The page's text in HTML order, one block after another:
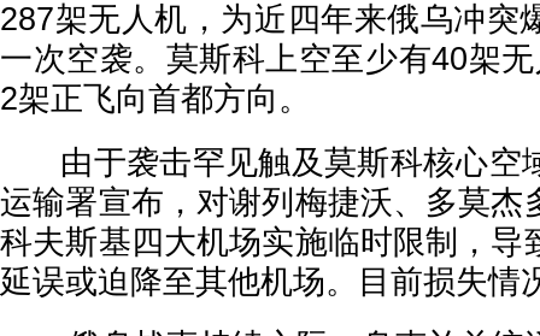
287架无人机，为近四年来俄乌冲突
一次空袭。莫斯科上空至少有40架
2架正飞向首都方向。
由于袭击罕见触及莫斯科核心空
运输署宣布，对谢列梅捷沃、多莫杰
科夫斯基四大机场实施临时限制，导
延误或迫降至其他机场。目前损失情